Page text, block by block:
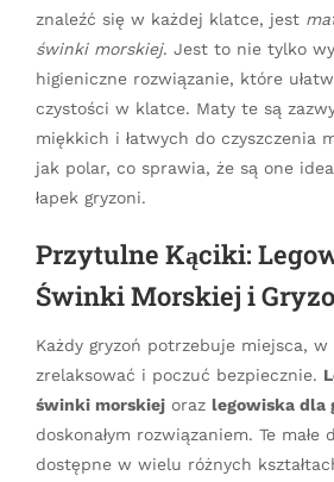
znaleźć się w każdej klatce, jest
świnki morskiej. Jest to nie tylko
higieniczne rozwiązanie, które
czystości w klatce. Maty te są
miękkich i łatwych do czyszczenia
jak polar, co sprawia, że są one
łapek gryzoni.
Przytulne Kąciki:
Świnki Morskiej i
Każdy gryzoń potrzebuje miejsca,
zrelaksować i poczuć bezpiecznie.
świnki morskiej oraz legowiska dla
doskonałym rozwiązaniem. Te małe
dostępne w wielu różnych